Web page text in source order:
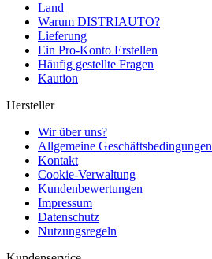
Land
Warum DISTRIAUTO?
Lieferung
Ein Pro-Konto Erstellen
Häufig gestellte Fragen
Kaution
Hersteller
Wir über uns?
Allgemeine Geschäftsbedingungen
Kontakt
Cookie-Verwaltung
Kundenbewertungen
Impressum
Datenschutz
Nutzungsregeln